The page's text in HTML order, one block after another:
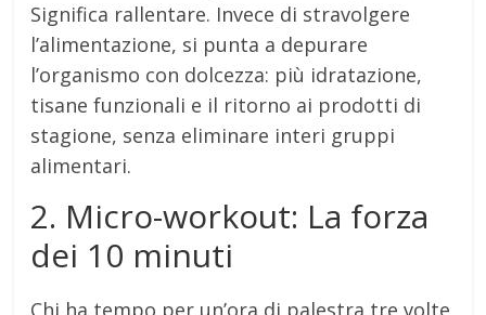
Significa rallentare. Invece di stravolgere
l’alimentazione, si punta a depurare
l’organismo con dolcezza: più idratazione,
tisane funzionali e il ritorno ai prodotti di
stagione, senza eliminare interi gruppi
alimentari.
2. Micro-workout: La forza
dei 10 minuti